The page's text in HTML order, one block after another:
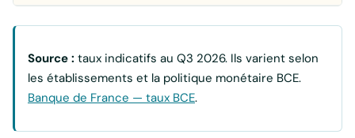
Source : taux indicatifs au Q3 2026. Ils varient selon
les établissements et la politique monétaire BCE.
Banque de France — taux BCE.